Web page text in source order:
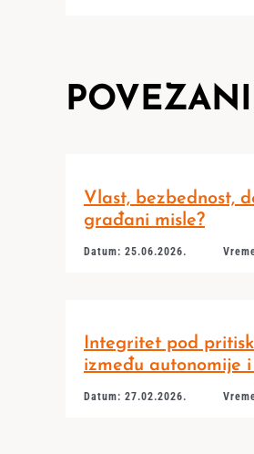
Vlast, bezbednost,
građani misle?
Datum: 25.06.2026.
Integritet pod
između autonomije
Datum: 27.02.2026.